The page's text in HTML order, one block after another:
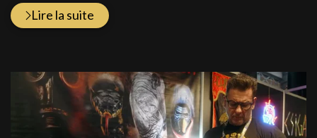
Lire la suite